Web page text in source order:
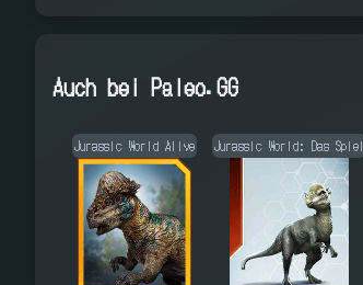
Auch bei Paleo.GG
Jurassic World Alive Jurassic World: Das Spiel